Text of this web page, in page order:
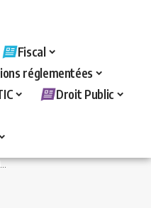
Fiscal
réglementées
Droit Public
>Droit du marché de l’art>Entrée